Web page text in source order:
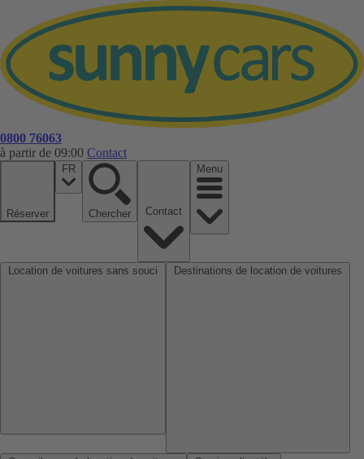
0800 76063
à partir de 09:00 Contact
Réserver
FR
Chercher
Menu